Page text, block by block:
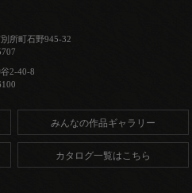
町石野945-32
2-40-8
みんなの作品ギャラリー
カタログ一覧はこちら